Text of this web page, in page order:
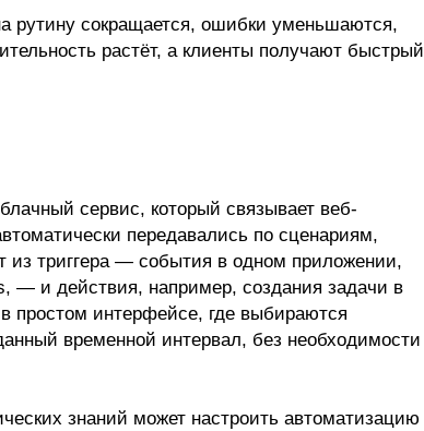
рутину сокращается, ошибки уменьшаются,
растёт, а клиенты получают быстрый
сервис, который связывает веб-
передавались по сценариям,
триггера — события в одном приложении,
— и действия, например, создания задачи в
простом интерфейсе, где выбираются
временной интервал, без необходимости
знаний может настроить автоматизацию